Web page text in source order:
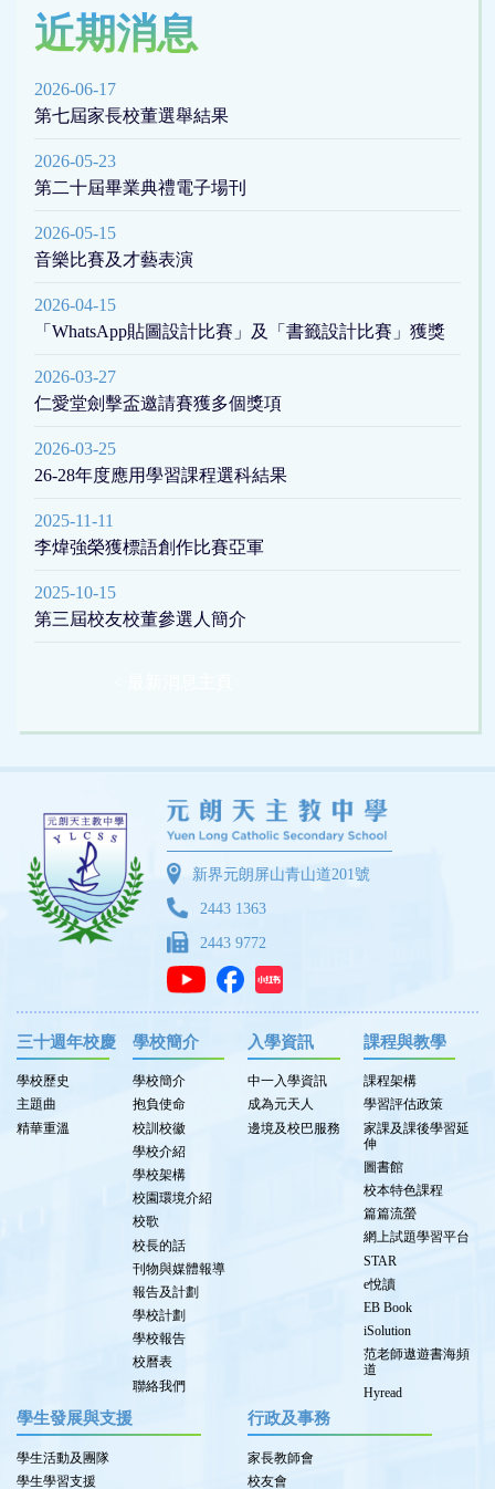
近期消息
2026-06-17
第七屆家長校董選舉結果
2026-05-23
第二十屆畢業典禮電子場刊
2026-05-15
音樂比賽及才藝表演
2026-04-15
「WhatsApp貼圖設計比賽」及「書籤設計比賽」獲獎
2026-03-27
仁愛堂劍擊盃邀請賽獲多個獎項
2026-03-25
26-28年度應用學習課程選科結果
2025-11-11
李煒強榮獲標語創作比賽亞軍
2025-10-15
第三屆校友校董參選人簡介
新界元朗屏山青山道201號
2443 1363
2443 9772
三十週年校慶
學校歷史
主題曲
精華重溫
學校簡介
學校簡介
抱負使命
校訓校徽
學校介紹
學校架構
校園環境介紹
校歌
校長的話
刊物與媒體報導
報告及計劃
學校計劃
學校報告
校曆表
聯絡我們
入學資訊
中一入學資訊
成為元天人
邊境及校巴服務
課程與教學
課程架構
學習評估政策
家課及課後學習延
伸
圖書館
校本特色課程
篇篇流螢
網上試題學習平台
STAR
e悅讀
EB Book
iSolution
范老師遨遊書海頻
道
Hyread
學生發展與支援
學生活動及團隊
學生學習支援
行政及事務
家長教師會
校友會